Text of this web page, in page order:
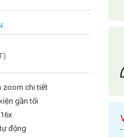
zoom chi tiết
gần tối
động